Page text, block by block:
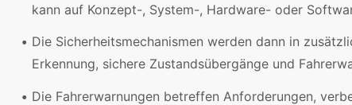
kann auf Konzept-, System-, Hardware- oder
Die Sicherheitsmechanismen werden dann in
Erkennung, sichere Zustandsübergänge und
Die Fahrerwarnungen betreffen Anforderungen,